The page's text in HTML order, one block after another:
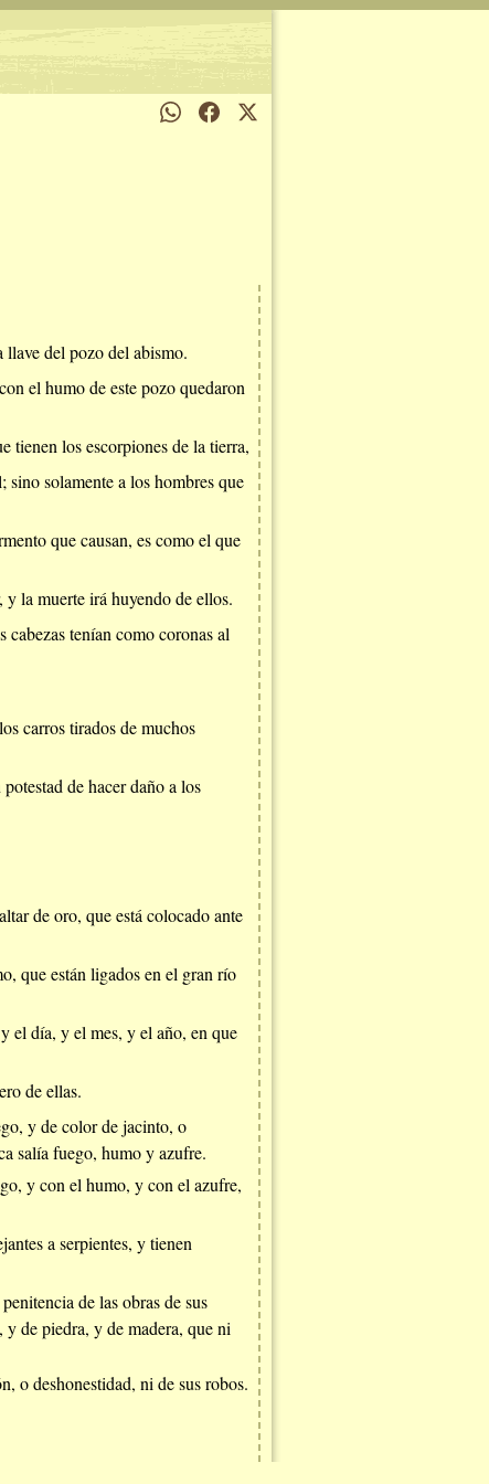
del pozo del abismo.
el humo de este pozo quedaron
tienen los escorpiones de la tierra,
solamente a los hombres que
que causan, es como el que
la muerte irá huyendo de ellos.
cabezas tenían como coronas al
carros tirados de muchos
de hacer daño a los
de oro, que está colocado ante
que están ligados en el gran río
el día, y el mes, y el año, en que
de ellas.
y de color de jacinto, o
salía fuego, humo y azufre.
y con el humo, y con el azufre,
a serpientes, y tienen
de las obras de sus
de piedra, y de madera, que ni
o deshonestidad, ni de sus robos.